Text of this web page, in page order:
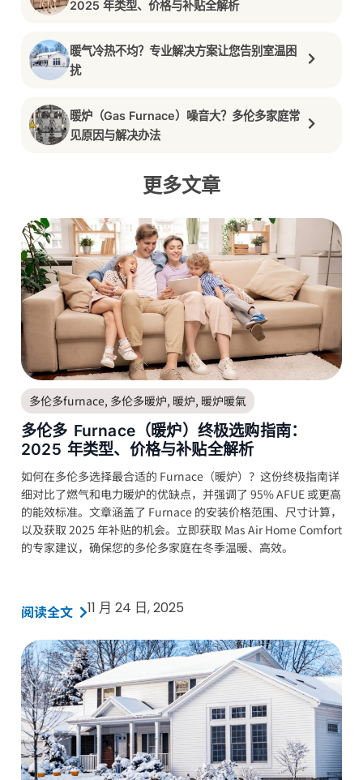
2025 年类型、价格与补贴全解析
暖气冷热不均？专业解决方案让您告别室温困
扰
暖炉（Gas Furnace）噪音大？多伦多家庭常
见原因与解决办法
更多文章
多伦多furnace, 多伦多暖炉, 暖炉, 暖炉暖氣
多伦多 Furnace（暖炉）终极选购指南：
2025 年类型、价格与补贴全解析
如何在多伦多选择最合适的 Furnace（暖炉）？这份终极指南详
细对比了燃气和电力暖炉的优缺点，并强调了 95% AFUE 或更高
的能效标准。文章涵盖了 Furnace 的安装价格范围、尺寸计算，
以及获取 2025 年补贴的机会。立即获取 Mas Air Home Comfort
的专家建议，确保您的多伦多家庭在冬季温暖、高效。
阅读全文 11 月 24 日, 2025